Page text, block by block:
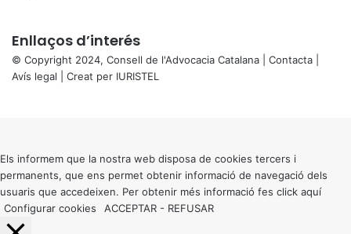
Enllaços d’interés
© Copyright 2024, Consell de l'Advocacia Catalana | Contacta
Avís legal | Creat per IURISTEL
button
Els informem que la nostra web disposa de cookies tercers i
permanents, que ens permet obtenir informació de navegació dels
usuaris que accedeixen. Per obtenir més informació fes click aquí
Configurar cookies
ACCEPTAR - REFUSAR